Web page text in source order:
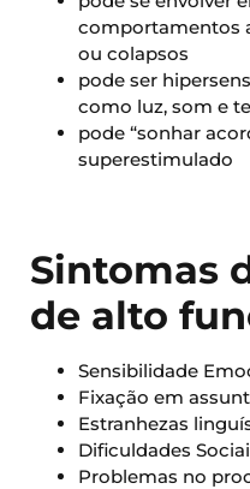
comportamentos
ou colapsos
pode ser
como luz, som e
pode “sonhar
superestimulado
Sintomas
de alto
Sensibilidade
Fixação em
Estranhezas
Dificuldades
Problemas no